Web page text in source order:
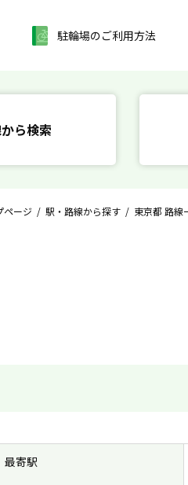
駐輪場のご利用方法
ら検索
ページ / 駅・路線から探す / 東京都 路線
最寄駅